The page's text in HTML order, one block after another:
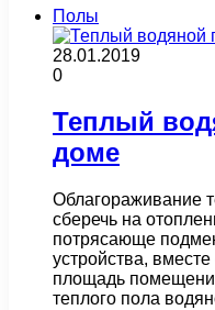
Полы
28.01.2019
0
Теплый
доме
Облагораживание
сберечь на
потрясающе
устройства,
площадь
теплого пола